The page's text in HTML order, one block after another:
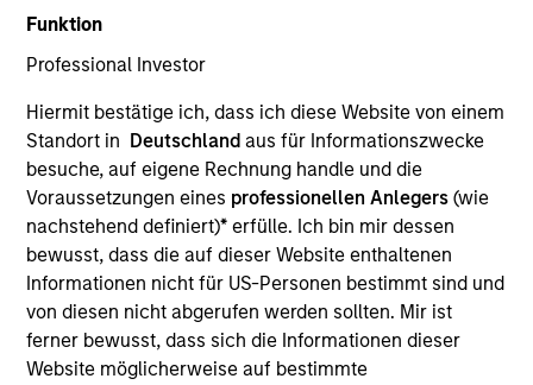
Funktion
Professional Investor
Hiermit bestätige ich, dass ich diese Website von einem
Standort in Deutschland aus für Informationszwecke
besuche, auf eigene Rechnung handle und die
Voraussetzungen eines professionellen Anlegers(wie
nachstehend definiert)* erfülle. Ich bin mir dessen
bewusst, dass die auf dieser Website enthaltenen
Informationen nicht für US-Personen bestimmt sind und
von diesen nicht abgerufen werden sollten. Mir ist
ferner bewusst, dass sich die Informationen dieser
Website möglicherweise auf bestimmte
32 Years
Ranjit is co-president and chief operating officer of
Parametric, a member of the Morgan Stanley
Investment Management Operating Committee and
the Parametric Executive Committee. He is
responsible for Parametric’s technology and
operational activities.